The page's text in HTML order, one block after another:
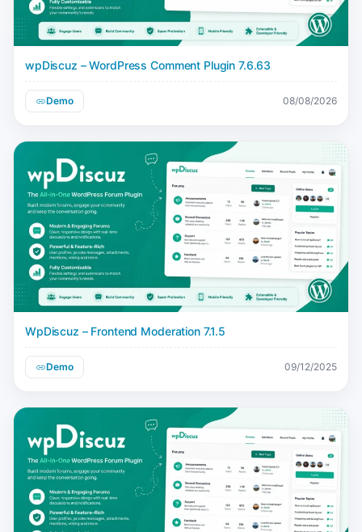
wpDiscuz – WordPress Comment Plugin 7.6.63
Demo 08/08/2026
WpDiscuz – Frontend Moderation 7.1.5
Demo 09/12/2025